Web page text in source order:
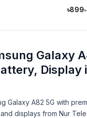
৳899
Galaxy
Display
Galaxy A82 5G with
displays from Nur